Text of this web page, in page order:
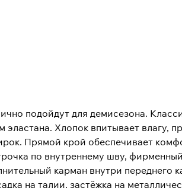
подойдут для демисезона.
Хлопок впитывает влагу,
Прямой крой обеспечивает
по внутреннему шву,
карман внутри переднего
на талии, застёжка на